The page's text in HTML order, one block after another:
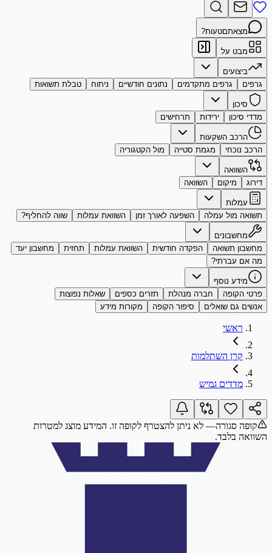
מצאתםטעות?
מבט על
ביצועים
גרפים
גרפים מתקדמים נתונים חודשיים ניתוח טבלת תשואות
סיכון
מדדי סיכון
ירידות תרחישים
הרכב השקעות
הרכב נוכחי
מגמת סטייה מול הקטגוריה
השוואה
דירוג
מיקום השוואה
עמלות
תשואה מול עמלה
השפעה לאורך זמן השוואת עמלות שווה להחליף?
מחשבונים
מחשבון תשואה
הפקדה חודשית השוואת עמלות תחזית
מחשבון יעד
מה אם עברתי?
מידע נוסף
פרטי הקופה
חברה מנהלת תזרים כספים
שאלות נפוצות
אנשים גם שואלים
סיפור הקופה מקורות מידע
ראשי
קרן השתלמות
מדדים גמיש
קופה סגורה— לא ניתן להצטרף לקופה זו. המידע מוצג למטרות
השוואה בלבד.